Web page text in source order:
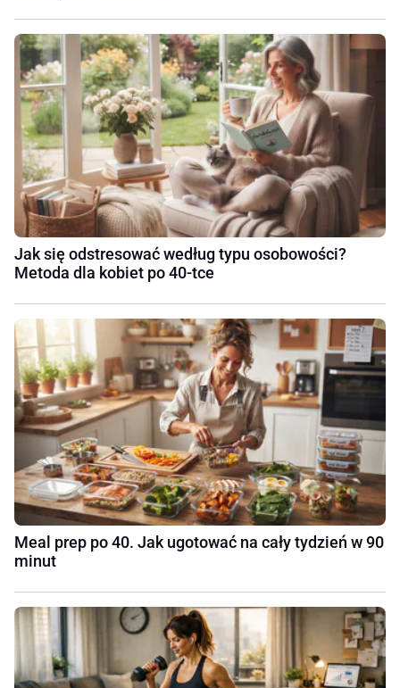
Jak się odstresować według typu osobowości?
Metoda dla kobiet po 40-tce
Meal prep po 40. Jak ugotować na cały tydzień w 90
minut